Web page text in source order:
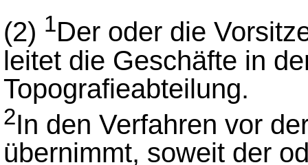
(2) 1Der oder die
leitet die Geschäfte in
Topografieabteilung.
2In den Verfahren vor
übernimmt, soweit der